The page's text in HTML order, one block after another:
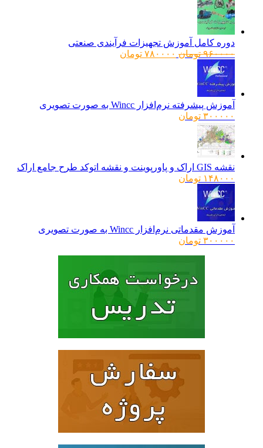
دوره کامل آموزش تجهیزات فرآیندی صنعتی
۹۶۰۰۰۰ تومانقیمت
۷۸۰۰۰۰ تومانقیمت
آموزش پیشرفته نرم‌افزار Wincc به صورت تصویری
۳۰۰۰۰۰ تومان
نقشه GIS اراک و پاورپوینت و نقشه اتوکد طرح جامع اراک
۱۴۸۰۰۰ تومان
آموزش مقدماتی نرم‌افزار Wincc به صورت تصویری
۳۰۰۰۰۰ تومان